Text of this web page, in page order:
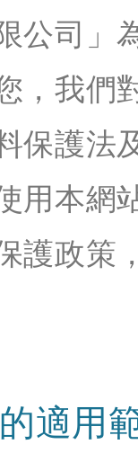
公司
，我們
保護法
用本網
護政策
適用